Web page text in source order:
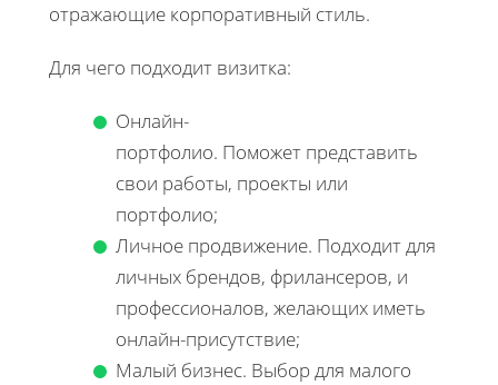
отражающие корпоративный стиль.
Для чего подходит визитка:
Онлайн-
портфолио. Поможет представить
свои работы, проекты или
портфолио;
Личное продвижение. Подходит для
личных брендов, фрилансеров, и
профессионалов, желающих иметь
онлайн-присутствие;
Малый бизнес. Выбор для малого